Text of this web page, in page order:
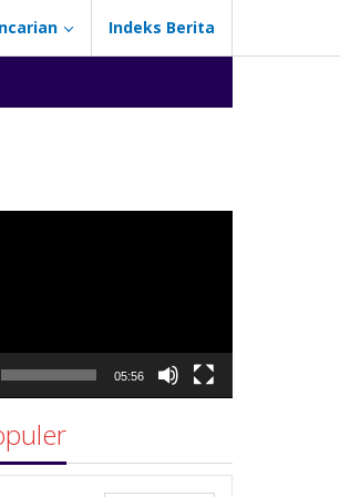
Indeks Berita
05:56